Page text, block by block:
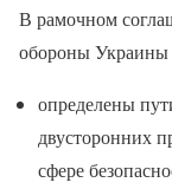
В рамочном
обороны
определены
двусторонних
сфере